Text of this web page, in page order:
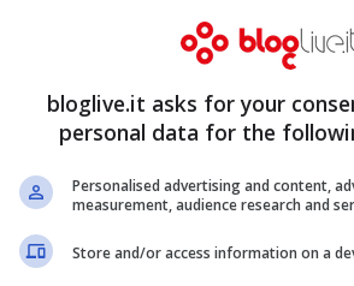
l’imperdibile appuntamento
espositivo
Miele Gallery
, dove sarà possibile ammirare
le idee più originali e
infatti fra i partecipanti Vogue
e AFM Banqueting.
bloglive.it asks for your
personal data for the
Personalised advertising and content,
measurement, audience research and
Store and/or access information on a